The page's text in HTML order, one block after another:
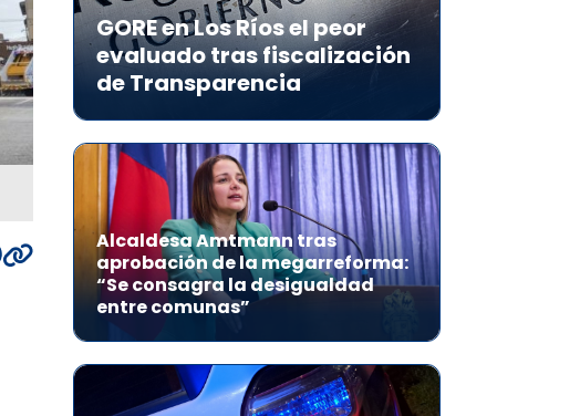
GORE en Los Ríos el peor
evaluado tras fiscalización
de Transparencia
Alcaldesa Amtmann tras
aprobación de la megarreforma:
“Se consagra la desigualdad
entre comunas”